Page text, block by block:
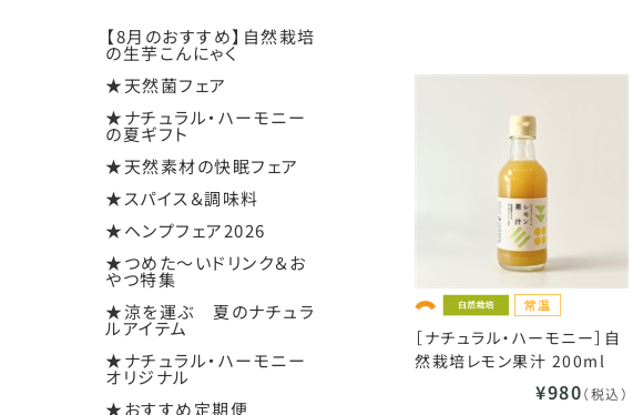
【8月のおすすめ】自然栽培
の生芋こんにゃく
★天然菌フェア
★ナチュラル・ハーモニー
の夏ギフト
★天然素材の快眠フェア
★スパイス＆調味料
★ヘンプフェア2026
★つめた～いドリンク＆お
やつ特集
★涼を運ぶ 夏のナチュラ
ルアイテム
★ナチュラル・ハーモニー
オリジナル
★おすすめ定期便
［ナチュラル・ハーモニー］自
然栽培レモン果汁 200ml
¥980（税込）